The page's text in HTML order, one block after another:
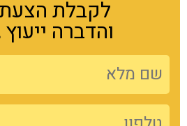
לקבלת
והדברה ייעוץ